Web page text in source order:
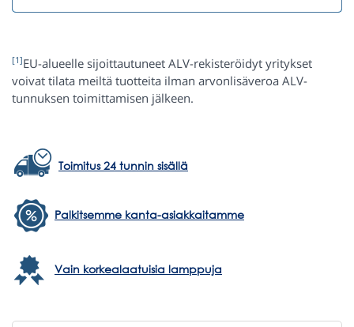
[1]EU-alueelle sijoittautuneet ALV-rekisteröidyt yritykset
voivat tilata meiltä tuotteita ilman arvonlisäveroa ALV-
tunnuksen toimittamisen jälkeen.
Toimitus 24 tunnin sisällä
Palkitsemme kanta-asiakkaitamme
Vain korkealaatuisia lamppuja